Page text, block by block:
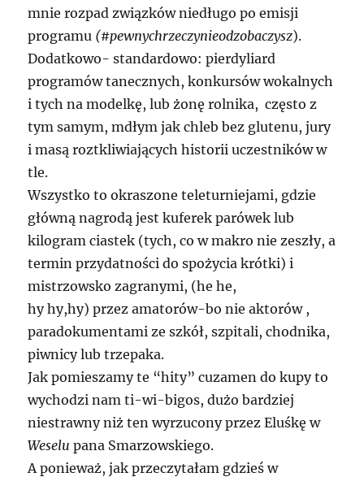
mnie rozpad związków niedługo po emisji
programu (#pewnychrzeczynieodzobaczysz).
Dodatkowo- standardowo: pierdyliard
programów tanecznych, konkursów wokalnych
i tych na modelkę, lub żonę rolnika, często z
tym samym, mdłym jak chleb bez glutenu, jury
i masą roztkliwiających historii uczestników w
tle.
Wszystko to okraszone teleturniejami, gdzie
główną nagrodą jest kuferek parówek lub
kilogram ciastek (tych, co w makro nie zeszły, a
termin przydatności do spożycia krótki) i
mistrzowsko zagranymi, (he he,
hy hy,hy) przez amatorów-bo nie aktorów ,
paradokumentami ze szkół, szpitali, chodnika,
piwnicy lub trzepaka.
Jak pomieszamy te “hity” cuzamen do kupy to
wychodzi nam ti-wi-bigos, dużo bardziej
niestrawny niż ten wyrzucony przez Eluśkę w
Weselu pana Smarzowskiego.
A ponieważ, jak przeczytałam gdzieś w